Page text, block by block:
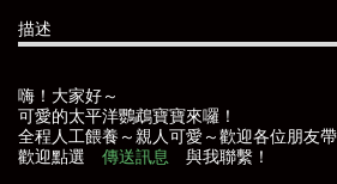
描述
嗨！大家好～
可愛的太平洋鸚鵡寶寶來囉！
全程人工餵養～親人可愛～歡迎各位朋友
歡迎點選 傳送訊息 與我聯繫！